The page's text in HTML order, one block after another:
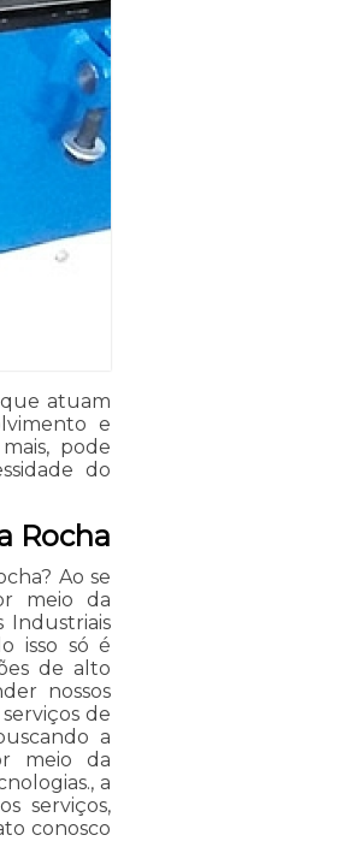
atuam
e
pode
do
Rocha
Ao se
meio da
Industriais
isso só é
de alto
nossos
de
a
meio da
a
serviços,
conosco